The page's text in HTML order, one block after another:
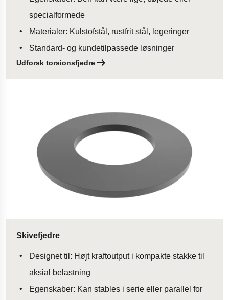
specialformede
Materialer: Kulstofstål, rustfrit stål, legeringer
Standard- og kundetilpassede løsninger
Udforsk torsionsfjedre
Skivefjedre
Designet til: Højt kraftoutput i kompakte stakke til
aksial belastning
Egenskaber: Kan stables i serie eller parallel for